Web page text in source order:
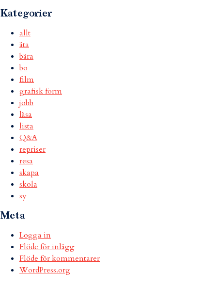
Kategorier
allt
äta
bära
bo
film
grafisk form
jobb
läsa
lista
Q&A
repriser
resa
skapa
skola
sy
Meta
Logga in
Flöde för inlägg
Flöde för kommentarer
WordPress.org